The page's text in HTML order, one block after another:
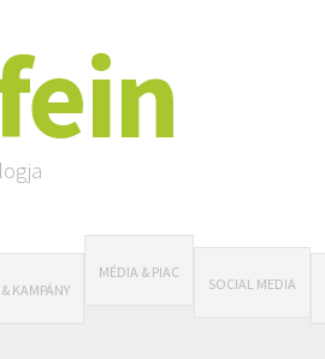
KAMPÁNY
MÉDIA & PIAC
SOCIAL MEDIA